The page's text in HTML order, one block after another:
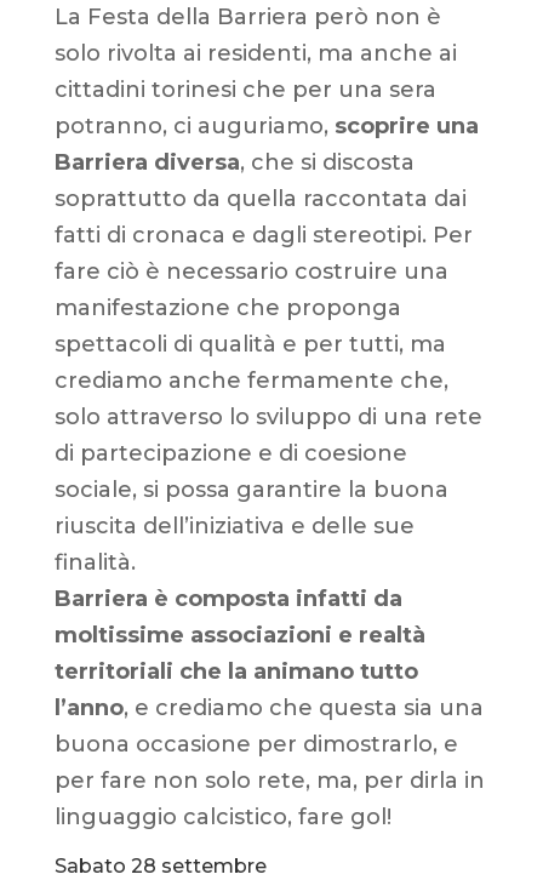
La Festa della Barriera però non è
solo rivolta ai residenti, ma anche ai
cittadini torinesi che per una sera
potranno, ci auguriamo, scoprire una
Barriera diversa, che si discosta
soprattutto da quella raccontata dai
fatti di cronaca e dagli stereotipi. Per
fare ciò è necessario costruire una
manifestazione che proponga
spettacoli di qualità e per tutti, ma
crediamo anche fermamente che,
solo attraverso lo sviluppo di una rete
di partecipazione e di coesione
sociale, si possa garantire la buona
riuscita dell’iniziativa e delle sue
finalità.
Barriera è composta infatti da
moltissime associazioni e realtà
territoriali che la animano tutto
l’anno, e crediamo che questa sia una
buona occasione per dimostrarlo, e
per fare non solo rete, ma, per dirla in
linguaggio calcistico, fare gol!
Sabato 28 settembre